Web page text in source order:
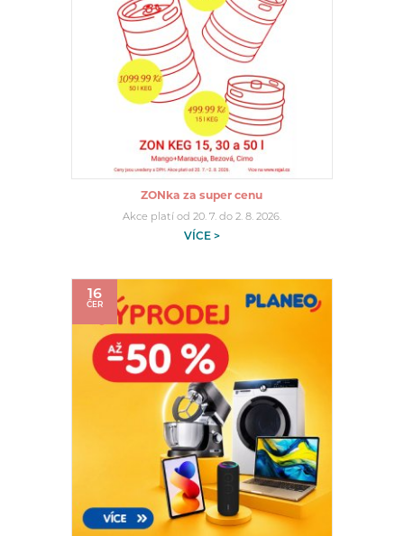
ZONka za super cenu
Akce platí od 20. 7. do 2. 8. 2026.
VÍCE >
16
ČER